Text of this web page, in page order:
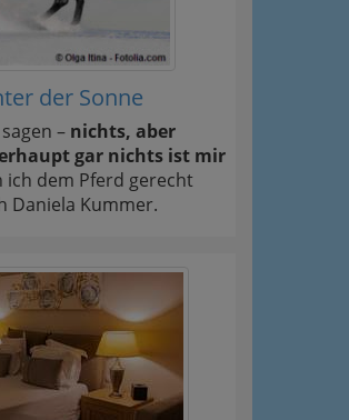
der Sonne
– nichts, aber
gar nichts ist mir
ich dem Pferd gerecht
Daniela Kummer.